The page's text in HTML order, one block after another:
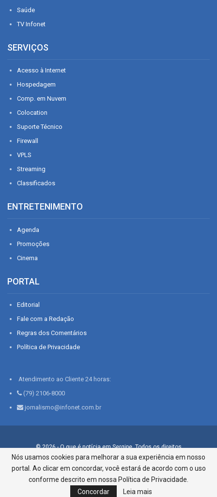
Saúde
TV Infonet
SERVIÇOS
Acesso à Internet
Hospedagem
Comp. em Nuvem
Colocation
Suporte Técnico
Firewall
VPLS
Streaming
Classificados
ENTRETENIMENTO
Agenda
Promoções
Cinema
PORTAL
Editorial
Fale com a Redação
Regras dos Comentários
Política de Privacidade
Atendimento ao Cliente 24 horas:
(79) 2106-8000
jornalismo@infonet.com.br
© 2026 - O que é notícia em Sergipe. Todos os direitos
reservados.
Infonet - Rua Monsenhor Silveira 276, Bairro São José |
Aracaju-SE, CEP 49015-030, Fone: 79.2106.8000 - CI Centro de
Informações LTDA
Nós usamos cookies para melhorar a sua experiência em nosso
portal. Ao clicar em concordar, você estará de acordo com o uso
conforme descrito em nossa Política de Privacidade.
Concordar
Leia mais